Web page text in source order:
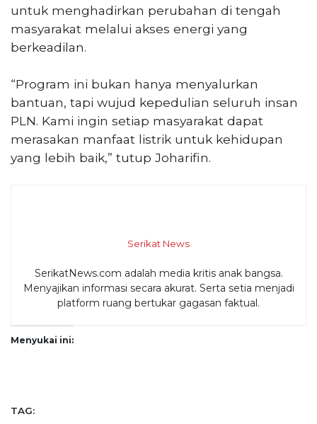
untuk menghadirkan perubahan di tengah
masyarakat melalui akses energi yang
berkeadilan.
“Program ini bukan hanya menyalurkan
bantuan, tapi wujud kepedulian seluruh insan
PLN. Kami ingin setiap masyarakat dapat
merasakan manfaat listrik untuk kehidupan
yang lebih baik,” tutup Joharifin.
Serikat News
SerikatNews.com adalah media kritis anak bangsa.
Menyajikan informasi secara akurat. Serta setia menjadi
platform ruang bertukar gagasan faktual.
Menyukai ini:
TAG: